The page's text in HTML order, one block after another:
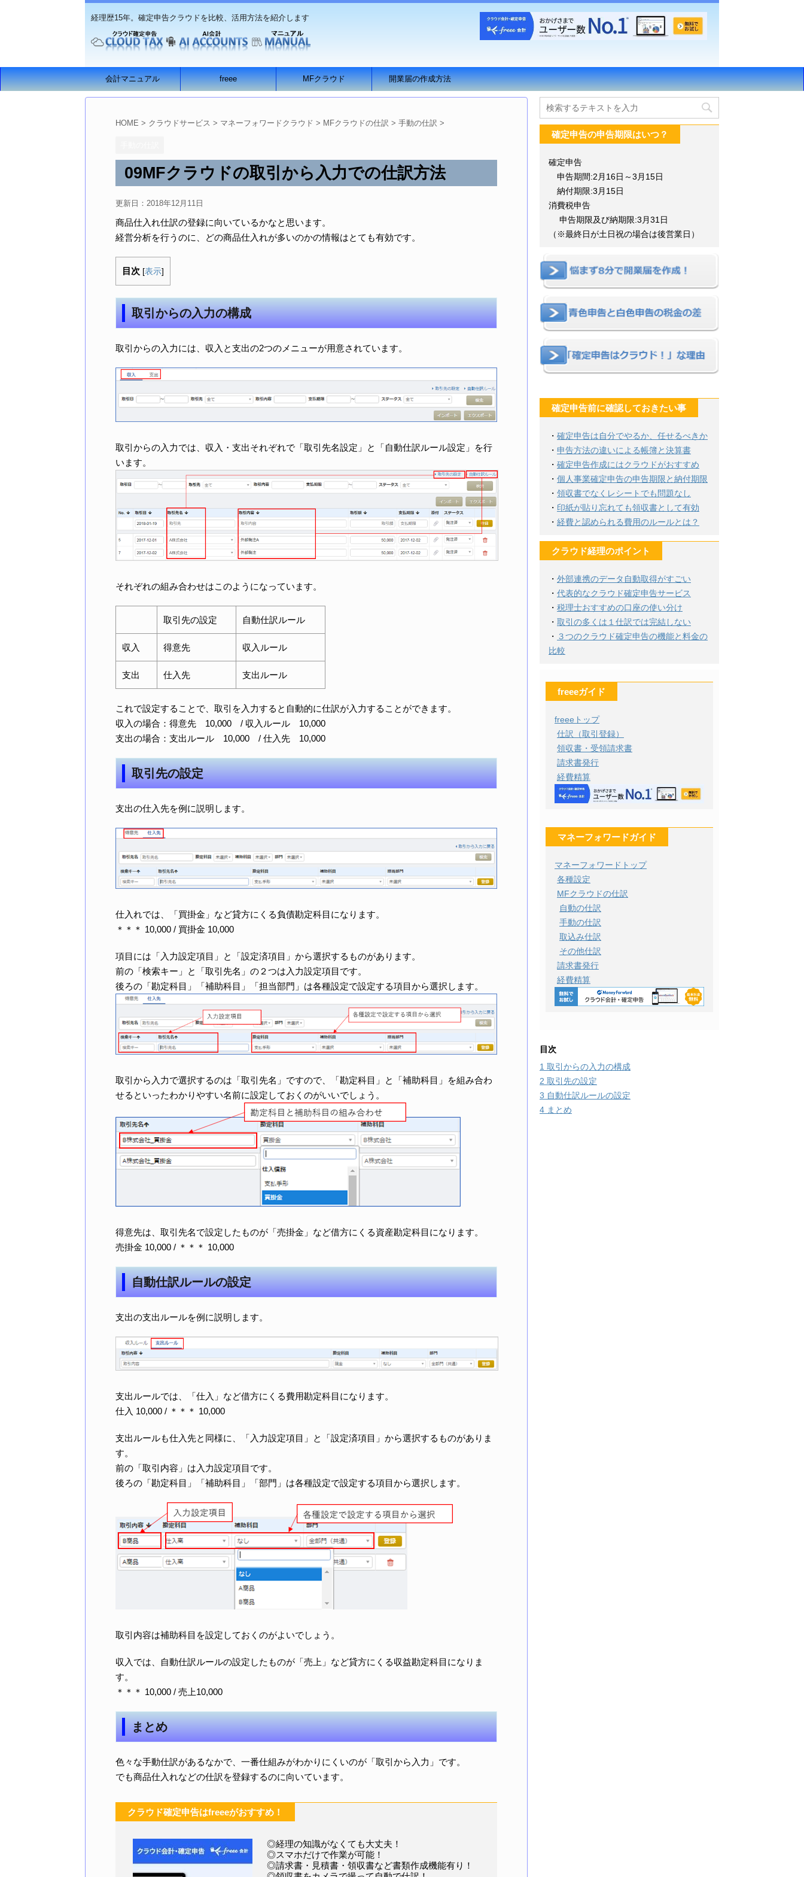
経理歴15年。確定申告クラウドを比較、活用方法を紹介します
会計マニュアル freee MFクラウド 開業届の作成方法
HOME > クラウドサービス > マネーフォワードクラウド > MFクラウドの仕訳 > 手動の仕訳 >
09MFクラウドの取引から入力での仕訳方法
更新日： 2018年12月11日
商品仕入れ仕訳の登録に向いているかなと思います。
経営分析を行うのに、どの商品仕入れが多いのかの情報はとても有効です。
目次 [表示]
取引からの入力の構成
取引からの入力には、収入と支出の2つのメニューが用意されています。
取引からの入力では、収入・支出それぞれで「取引先名設定」と「自動仕訳ルール設定」を行
います。
それぞれの組み合わせはこのようになっています。
取引先の設定 自動仕訳ルール
収入 得意先 収入ルール
支出 仕入先 支出ルール
これで設定することで、取引を入力すると自動的に仕訳が入力することができます。
収入の場合：得意先 10,000 / 収入ルール 10,000
支出の場合：支出ルール 10,000 / 仕入先 10,000
取引先の設定
支出の仕入先を例に説明します。
仕入れでは、「買掛金」など貸方にくる負債勘定科目になります。
＊＊＊ 10,000 / 買掛金 10,000
項目には「入力設定項目」と「設定済項目」から選択するものがあります。
前の「検索キー」と「取引先名」の２つは入力設定項目です。
後ろの「勘定科目」「補助科目」「担当部門」は各種設定で設定する項目から選択します。
取引から入力で選択するのは「取引先名」ですので、「勘定科目」と「補助科目」を組み合わ
せるといったわかりやすい名前に設定しておくのがいいでしょう。
得意先は、取引先名で設定したものが「売掛金」など借方にくる資産勘定科目になります。
売掛金 10,000 / ＊＊＊ 10,000
自動仕訳ルールの設定
支出の支出ルールを例に説明します。
支出ルールでは、「仕入」など借方にくる費用勘定科目になります。
仕入 10,000 / ＊＊＊ 10,000
支出ルールも仕入先と同様に、「入力設定項目」と「設定済項目」から選択するものがありま
す。
前の「取引内容」は入力設定項目です。
後ろの「勘定科目」「補助科目」「部門」は各種設定で設定する項目から選択します。
取引内容は補助科目を設定しておくのがよいでしょう。
収入では、自動仕訳ルールの設定したものが「売上」など貸方にくる収益勘定科目になりま
す。
＊＊＊ 10,000 / 売上10,000
まとめ
色々な手動仕訳があるなかで、一番仕組みがわかりにくいのが「取引から入力」です。
でも商品仕入れなどの仕訳を登録するのに向いています。
クラウド確定申告はfreeeがおすすめ！
◎経理の知識がなくても大丈夫！
◎スマホだけで作業が可能！
◎請求書・見積書・領収書など書類作成機能有り！
確定申告の申告期限はいつ？
確定申告
申告期間:2月16日～3月15日
納付期限:3月15日
消費税申告
申告期限及び納期限:3月31日
（※最終日が土日祝の場合は後営業日）
確定申告前に確認しておきたい事
・ 確定申告は自分でやるか、任せるべきか
・ 申告方法の違いによる帳簿と決算書
・ 確定申告作成にはクラウドがおすすめ
・ 個人事業確定申告の申告期限と納付期限
・ 領収書でなくレシートでも問題なし
・ 印紙が貼り忘れても領収書として有効
・ 経費と認められる費用のルールとは？
クラウド経理のポイント
・ 外部連携のデータ自動取得がすごい
・ 代表的なクラウド確定申告サービス
・ 税理士おすすめの口座の使い分け
・ 取引の多くは１仕訳では完結しない
・ ３つのクラウド確定申告の機能と料金の
比較
freeeガイド
freeeトップ
仕訳（取引登録）
領収書・受領請求書
請求書発行
経費精算
マネーフォワードガイド
マネーフォワードトップ
各種設定
MFクラウドの仕訳
自動の仕訳
手動の仕訳
取込み仕訳
その他仕訳
請求書発行
経費精算
目次
1 取引からの入力の構成
2 取引先の設定
3 自動仕訳ルールの設定
4 まとめ